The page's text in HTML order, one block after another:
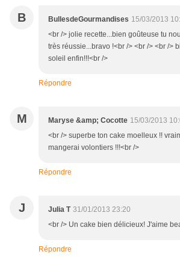
B BullesdeGourmandises 15/03/2013
<br /> jolie recette...bien goûteuse tu
très réussie...bravo !<br /> <br /> <br />
soleil enfin!!!<br />
Répondre
M Maryse &amp; Cocotte 15/03/2013
<br /> superbe ton cake moelleux !!
mangerai volontiers !!!<br />
Répondre
J Julia T 31/01/2013 23:20
<br /> Un cake bien délicieux! J'aime
Répondre